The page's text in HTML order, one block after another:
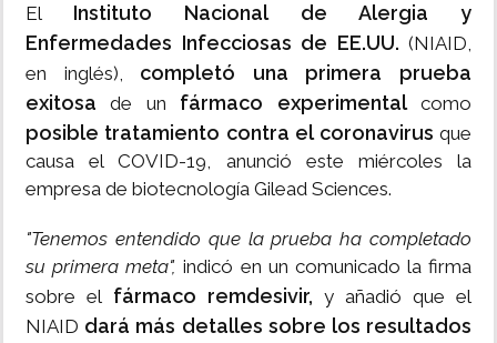
El Instituto Nacional de Alergia y
Enfermedades Infecciosas de EE.UU. (NIAID,
en inglés), completó una primera prueba
exitosade un fármaco experimentalcomo
posible tratamiento contra el coronavirus que
causa el COVID-19, anunció este miércoles la
empresa de biotecnología Gilead Sciences.
"Tenemos entendido que la prueba ha completado
su primera meta", indicó en un comunicado la firma
sobre el fármaco remdesivir, y añadió que el
NIAID dará más detalles sobre los resultados